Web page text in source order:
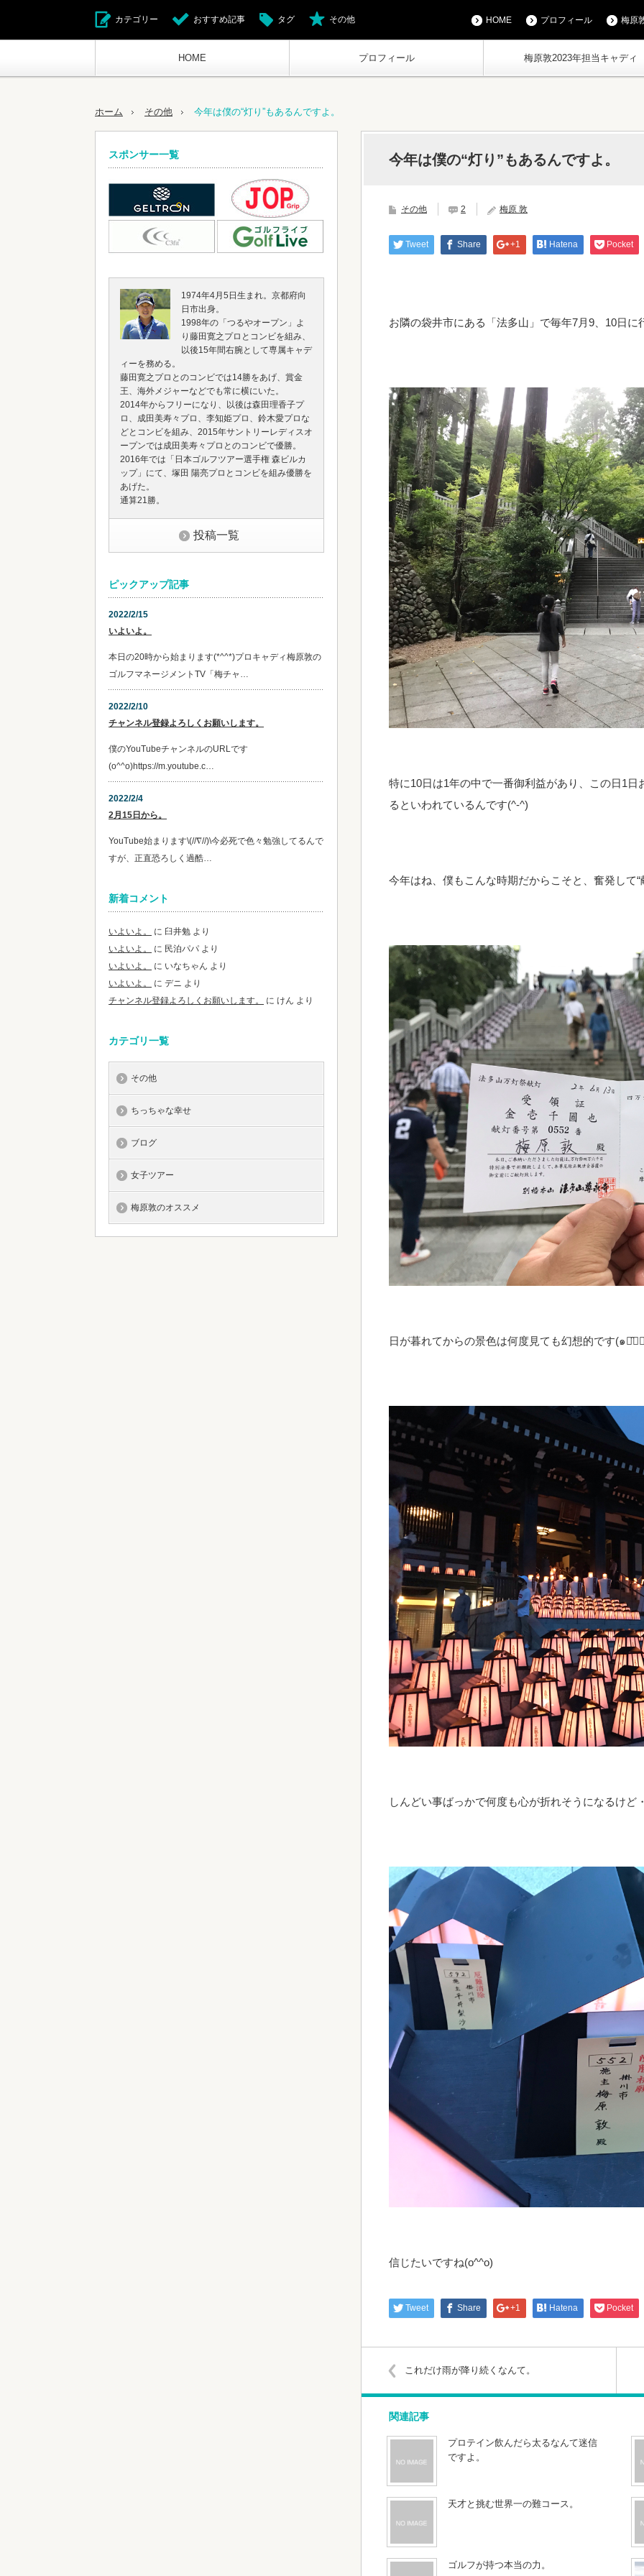
HOME プロフィール 梅原敦2023年担当キャディ
HOME プロフィール 梅原
カテゴリー おすすめ記事 タグ その他
ホーム その他 今年は僕の“灯り”もあるんですよ。
今年は僕の“灯り”もあるんですよ。
その他 2 梅原 敦
Tweet Share +1 Hatena Pocket
お隣の袋井市にある「法多山」で毎年7月9、10日に
特に10日は1年の中で一番御利益があり、この日1
るといわれているんです(^-^)
今年はね、僕もこんな時期だからこそと、奮発して“
日が暮れてからの景色は何度見ても幻想的です(๑･̑◡
しんどい事ばっかで何度も心が折れそうになるけど
信じたいですね(o^^o)
Tweet Share +1 Hatena Pocket
これだけ雨が降り続くなんて。
関連記事
プロテイン飲んだら太るなんて迷信
ですよ。
天才と挑む世界一の難コース。
ゴルフが持つ本当の力。
スポンサー一覧
1974年4月5日生まれ。京都府向
日市出身。
1998年の「つるやオープン」よ
り藤田寛之プロとコンビを組み、
以後15年間右腕として専属キャデ
ィーを務める。
藤田寛之プロとのコンビでは14勝をあげ、賞金
王、海外メジャーなどでも常に横にいた。
2014年からフリーになり、以後は森田理香子プ
ロ、成田美寿々プロ、李知姫プロ、鈴木愛プロな
どとコンビを組み、2015年サントリーレディスオ
ープンでは成田美寿々プロとのコンビで優勝。
2016年では「日本ゴルフツアー選手権 森ビルカ
ップ」にて、塚田 陽亮プロとコンビを組み優勝を
あげた。
通算21勝。
投稿一覧
ピックアップ記事
2022/2/15
いよいよ。
本日の20時から始まります(*^^*)プロキャディ梅原敦の
ゴルフマネージメントTV「梅チャ…
2022/2/10
チャンネル登録よろしくお願いします。
僕のYouTubeチャンネルのURLです
(o^^o)https://m.youtube.c…
2022/2/4
2月15日から。
YouTube始まります\(//∇//)\今必死で色々勉強してるんで
すが、正直恐ろしく過酷…
新着コメント
いよいよ。 に 臼井勉 より
いよいよ。
に 民泊パパ より
いよいよ。
に いなちゃん より
いよいよ。
に デニ より
チャンネル登録よろしくお願いします。
に けん より
カテゴリ一覧
その他
ちっちゃな幸せ
ブログ
女子ツアー
梅原敦のオススメ